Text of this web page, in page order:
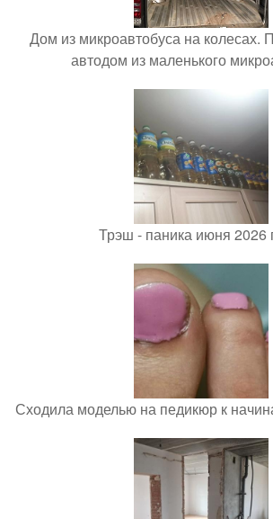
Дом из микроавтобуса на колесах.
автодом из маленького
Трэш - паника июня 2026
Сходила моделью на педикюр к